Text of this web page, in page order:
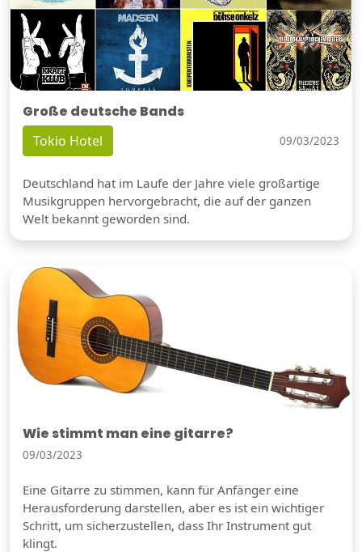
Große deutsche Bands
Tokio Hotel 09/03/2023
Deutschland hat im Laufe der Jahre viele großartige
Musikgruppen hervorgebracht, die auf der ganzen
Welt bekannt geworden sind.
Wie stimmt man eine gitarre?
09/03/2023
Eine Gitarre zu stimmen, kann für Anfänger eine
Herausforderung darstellen, aber es ist ein wichtiger
Schritt, um sicherzustellen, dass Ihr Instrument gut
klingt.